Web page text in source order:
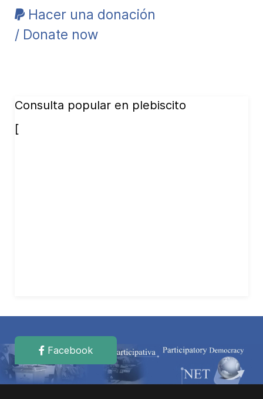
Hacer una donación
/ Donate now
Consulta popular en plebiscito
[
Facebook